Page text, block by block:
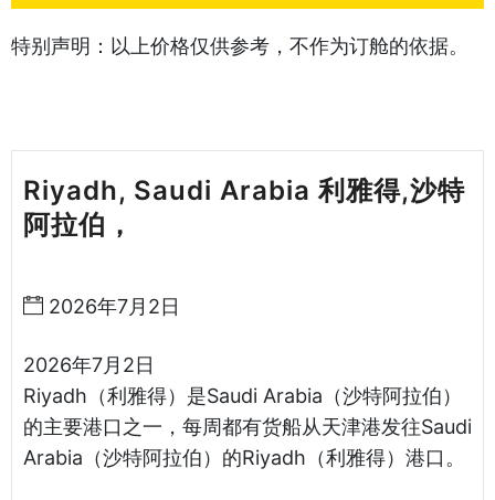
特别声明：以上价格仅供参考，不作为订舱的依据。
Riyadh, Saudi Arabia 利雅得,沙特
阿拉伯，
2026年7月2日
2026年7月2日
Riyadh（利雅得）是Saudi Arabia（沙特阿拉伯）
的主要港口之一，每周都有货船从天津港发往Saudi
Arabia（沙特阿拉伯）的Riyadh（利雅得）港口。